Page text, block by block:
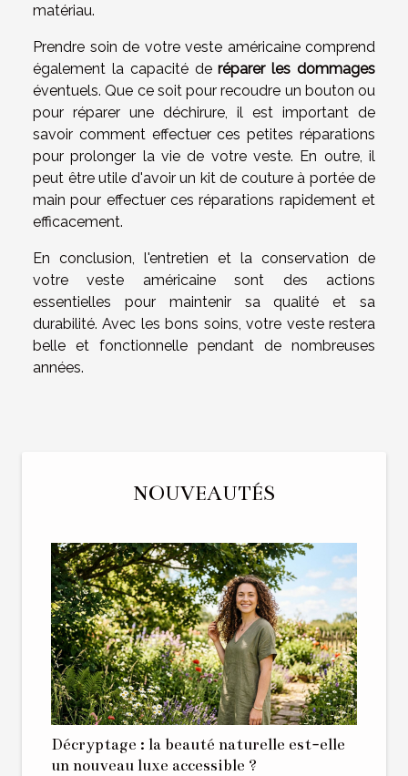
matériau.
Prendre soin de votre veste américaine comprend
également la capacité deréparer les dommages
éventuels. Que ce soit pour recoudre un bouton ou
pour réparer une déchirure, il est important de
savoir comment effectuer ces petites réparations
pour prolonger la vie de votre veste. En outre, il
peut être utile d'avoir un kit de couture à portée de
main pour effectuer ces réparations rapidement et
efficacement.
En conclusion, l'entretien et la conservation de
votre veste américaine sont des actions
essentielles pour maintenir sa qualité et sa
durabilité. Avec les bons soins, votre veste restera
belle et fonctionnelle pendant de nombreuses
années.
NOUVEAUTÉS
Décryptage : la beauté naturelle est-elle
un nouveau luxe accessible ?